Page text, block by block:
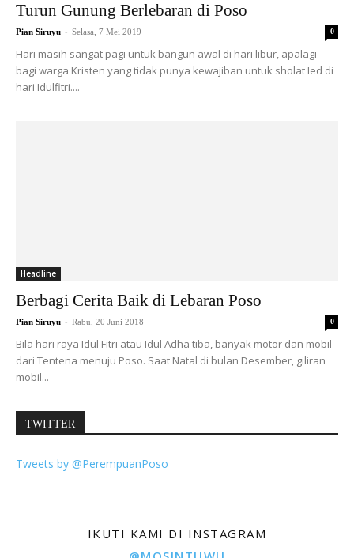
Turun Gunung Berlebaran di Poso
Pian Siruyu - Selasa, 7 Mei 2019 0
Hari masih sangat pagi untuk bangun awal di hari libur, apalagi
bagi warga Kristen yang tidak punya kewajiban untuk sholat Ied di
hari Idulfitri....
Headline
Berbagi Cerita Baik di Lebaran Poso
Pian Siruyu - Rabu, 20 Juni 2018 0
Bila hari raya Idul Fitri atau Idul Adha tiba, banyak motor dan mobil
dari Tentena menuju Poso. Saat Natal di bulan Desember, giliran
mobil...
TWITTER
Tweets by @PerempuanPoso
IKUTI KAMI DI INSTAGRAM